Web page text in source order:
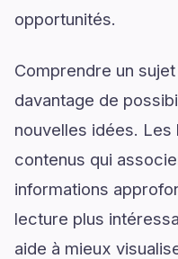
opportunités.
Comprendre un
davantage de
nouvelles idées.
contenus qui
informations
lecture plus
aide à mieux